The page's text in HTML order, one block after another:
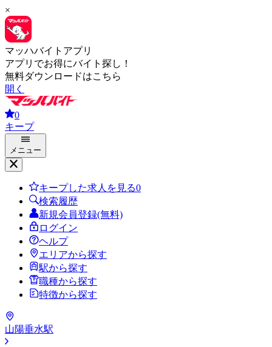
×
マッハバイトアプリ
アプリでお得にバイト探し！
無料ダウンロードはこちら
開く
0
キープ
メニュー
キープした求人を見る0
検索履歴
新規会員登録(無料)
ログイン
ヘルプ
エリアから探す
駅から探す
職種から探す
特徴から探す
山陽垂水駅